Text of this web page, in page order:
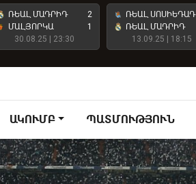
ՌԵԱԼ ՄԱԴՐԻԴ
2
ՄԱԼՅՈՐԿԱ
1
30.08.25 | 23:30
ՌԵԱԼ ՍՈՍԻԵԴԱԴ
ՌԵԱԼ ՄԱԴՐԻԴ
13.09.25 | 18:15
ԱԿՈՒՄԲ ՊԱՏՄՈՒԹՅՈՒՆ